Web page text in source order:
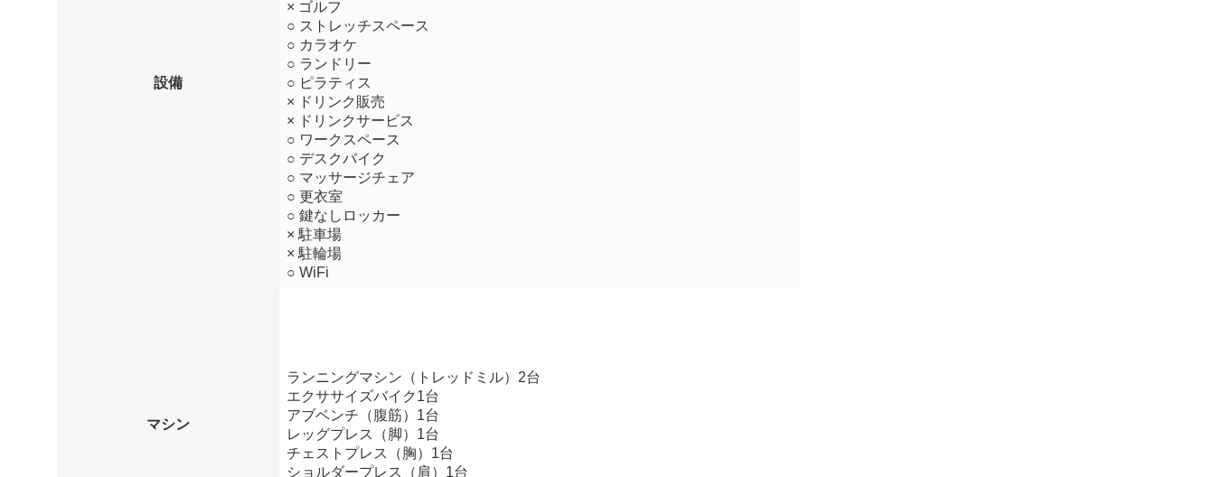
設備
× ゴルフ
○ ストレッチスペース
○ カラオケ
○ ランドリー
○ ピラティス
× ドリンク販売
× ドリンクサービス
○ ワークスペース
○ デスクバイク
○ マッサージチェア
○ 更衣室
○ 鍵なしロッカー
× 駐車場
× 駐輪場
○ WiFi
マシン
ランニングマシン（トレッドミル）2台
エクササイズバイク1台
アブベンチ（腹筋）1台
レッグプレス（脚）1台
チェストプレス（胸）1台
ショルダープレス（肩）1台